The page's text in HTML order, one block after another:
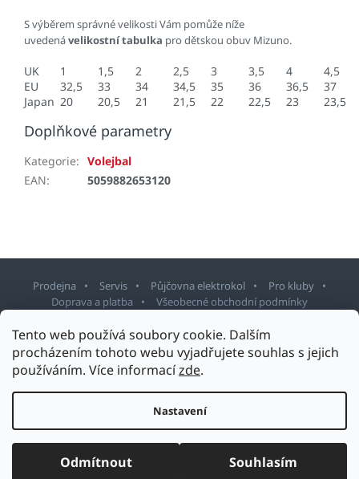
Tento web používá soubory cookie. Dalším
procházením tohoto webu vyjadřujete souhlas s jejich
používáním. Více informacízde.
Nastavení
Odmítnout Souhlasím
S výběrem správné velikosti Vám pomůže níže
uvedenávelikostní tabulka pro dětskou obuv Mizuno.
UK 1 1,5 2 2,5 3 3,5 4
4,5
EU
32,5 33 34 34,5 35 36 36,5
37
Japan 20 20,5 21 21,5 22 22,5 23 23,5
Doplňkové parametry
Kategorie: Volejbal
EAN: 5059882653120
Prodejna Servis Půjčovna elektrokol
Pro kluby
Doprava a platba
Všeobecné obchodní podmínky
Vytvořil Shoptet
Upravit nastavení cookies
Design šablony vytvořilShoptetak.cz